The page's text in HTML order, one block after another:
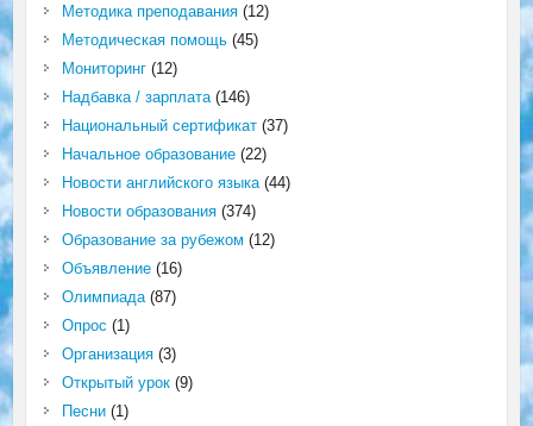
Методика преподавания(12)
Методическая помощь(45)
Мониторинг(12)
Надбавка / зарплата(146)
Национальный сертификат(37)
Начальное образование(22)
Новости английского языка(44)
Новости образования(374)
Образование за рубежом (12)
Объявление(16)
Олимпиада(87)
Опрос (1)
Организация(3)
Открытый урок(9)
Песни(1)